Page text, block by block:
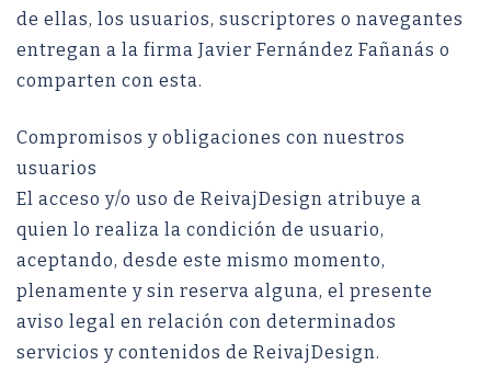
de ellas, los usuarios, suscriptores o navegantes
entregan a la firma Javier Fernández Fañanás o
comparten con esta.
Compromisos y obligaciones con nuestros
usuarios
El acceso y/o uso de ReivajDesign atribuye a
quien lo realiza la condición de usuario,
aceptando, desde este mismo momento,
plenamente y sin reserva alguna, el presente
aviso legal en relación con determinados
servicios y contenidos de ReivajDesign.